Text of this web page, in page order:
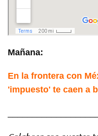
Mañana:
En la frontera con
'impuesto' te caen a